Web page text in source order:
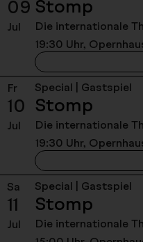
09
Jul
Stomp
Die internationale
19:30 Uhr,
Fr
10
Jul
Special | Gastspiel
Stomp
Die internationale
19:30 Uhr,
Sa
11
Jul
Special | Gastspiel
Stomp
Die internationale